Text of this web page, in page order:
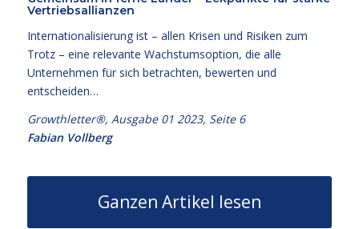
Vertriebsallianzen
Internationalisierung ist – allen Krisen und Risiken zum
Trotz – eine relevante Wachstumsoption, die alle
Unternehmen für sich betrachten, bewerten und
entscheiden…
Growthletter®, Ausgabe 01 2023, Seite 6
Fabian Vollberg
Ganzen Artikel lesen